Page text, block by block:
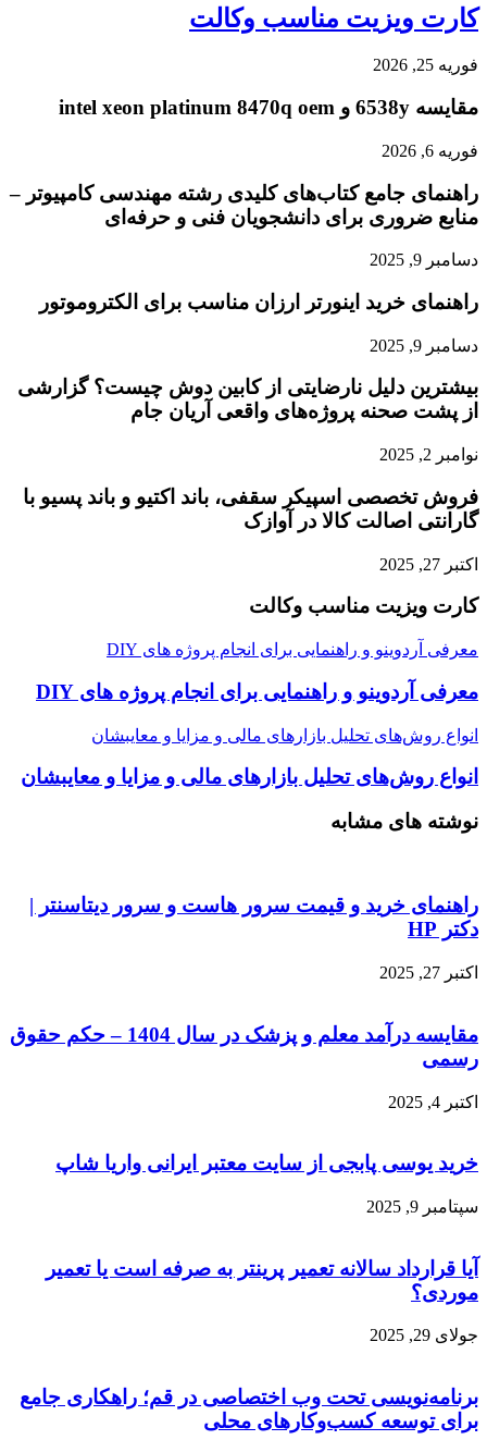
کارت ویزیت مناسب وکالت
فوریه 25, 2026
مقایسه 6538y و intel xeon platinum 8470q oem
فوریه 6, 2026
راهنمای جامع کتاب‌های کلیدی رشته مهندسی کامپیوتر –
منابع ضروری برای دانشجویان فنی و حرفه‌ای
دسامبر 9, 2025
راهنمای خرید اینورتر ارزان مناسب برای الکتروموتور
دسامبر 9, 2025
بیشترین دلیل نارضایتی از کابین دوش چیست؟ گزارشی
از پشت صحنه پروژه‌های واقعی آریان جام
نوامبر 2, 2025
فروش تخصصی اسپیکر سقفی، باند اکتیو و باند پسیو با
گارانتی اصالت کالا در آوازک
اکتبر 27, 2025
کارت ویزیت مناسب وکالت
معرفی آردوینو و راهنمایی برای انجام پروژه های DIY
معرفی آردوینو و راهنمایی برای انجام پروژه های DIY
انواع روش‌های تحلیل بازارهای مالی و مزایا و معایب‎شان
انواع روش‌های تحلیل بازارهای مالی و مزایا و معایب‎شان
نوشته های مشابه
راهنمای خرید و قیمت سرور هاست و سرور دیتاسنتر |
دکتر HP
اکتبر 27, 2025
مقایسه درآمد معلم و پزشک در سال 1404 – حکم حقوق
رسمی
اکتبر 4, 2025
خرید یوسی پابجی از سایت معتبر ایرانی واریا شاپ
سپتامبر 9, 2025
آیا قرارداد سالانه تعمیر پرینتر به صرفه است یا تعمیر
موردی؟
جولای 29, 2025
برنامه‌نویسی تحت وب اختصاصی در قم؛ راهکاری جامع
برای توسعه کسب‌وکارهای محلی